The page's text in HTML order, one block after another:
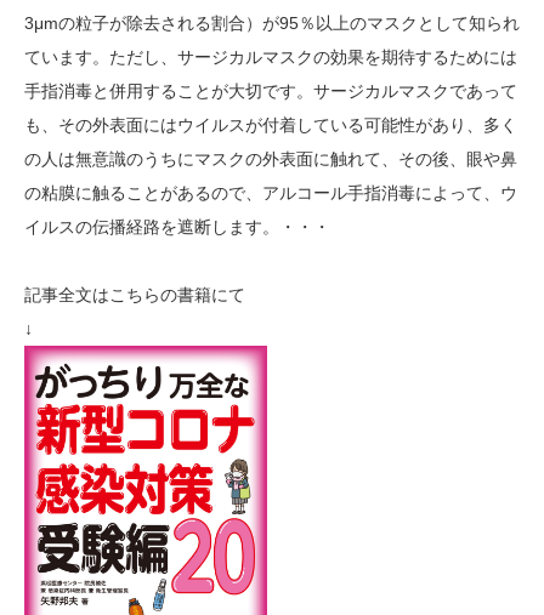
3μmの粒子が除去される割合）が95％以上のマスクとして知られ
ています。ただし、サージカルマスクの効果を期待するためには
手指消毒と併用することが大切です。サージカルマスクであって
も、その外表面にはウイルスが付着している可能性があり、多く
の人は無意識のうちにマスクの外表面に触れて、その後、眼や鼻
の粘膜に触ることがあるので、アルコール手指消毒によって、ウ
イルスの伝播経路を遮断します。・・・
記事全文はこちらの書籍にて
↓